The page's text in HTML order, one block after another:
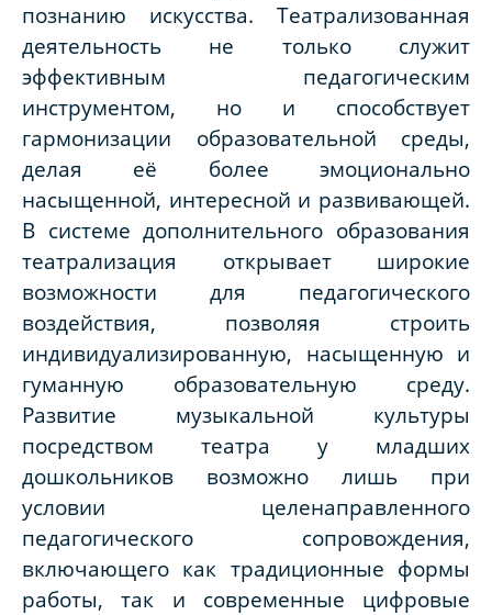
познанию искусства. Театрализованная
деятельность не только служит
эффективным педагогическим
инструментом, но и способствует
гармонизации образовательной среды,
делая её более эмоционально
насыщенной, интересной и развивающей.
В системе дополнительного образования
театрализация открывает широкие
возможности для педагогического
воздействия, позволяя строить
индивидуализированную, насыщенную и
гуманную образовательную среду.
Развитие музыкальной культуры
посредством театра у младших
дошкольников возможно лишь при
условии целенаправленного
педагогического сопровождения,
включающего как традиционные формы
работы, так и современные цифровые